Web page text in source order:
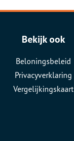
Bekijk ook
Beloningsbeleid
Privacyverklaring
Vergelijkingskaart